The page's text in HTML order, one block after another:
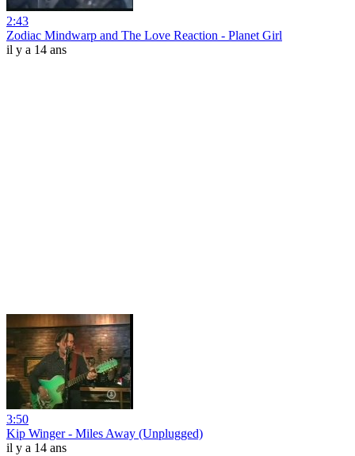
2:43
Zodiac Mindwarp and The Love Reaction - Planet Girl
il y a 14 ans
3:50
Kip Winger - Miles Away (Unplugged)
il y a 14 ans